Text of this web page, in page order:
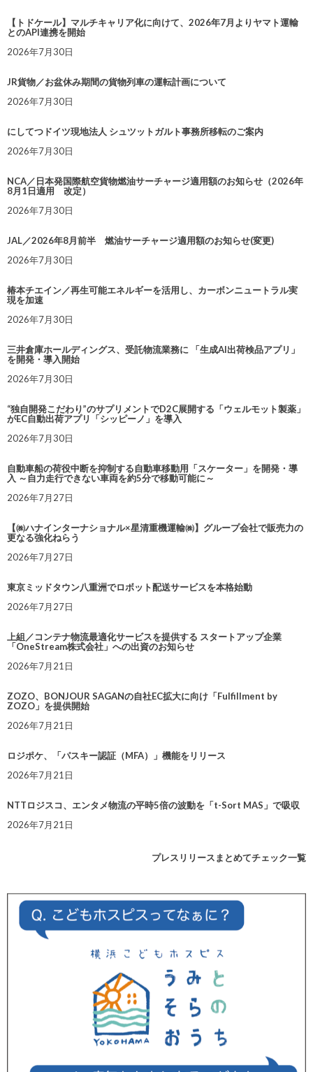
【トドケール】マルチキャリア化に向けて、2026年7月よりヤマト運輸
とのAPI連携を開始
2026年7月30日
JR貨物／お盆休み期間の貨物列車の運転計画について
2026年7月30日
にしてつドイツ現地法人 シュツットガルト事務所移転のご案内
2026年7月30日
NCA／日本発国際航空貨物燃油サーチャージ適用額のお知らせ（2026年
8月1日適用 改定）
2026年7月30日
JAL／2026年8月前半 燃油サーチャージ適用額のお知らせ(変更)
2026年7月30日
椿本チエイン／再生可能エネルギーを活用し、カーボンニュートラル実
現を加速
2026年7月30日
三井倉庫ホールディングス、受託物流業務に 「生成AI出荷検品アプリ」
を開発・導入開始
2026年7月30日
“独自開発こだわり”のサプリメントでD2C展開する「ウェルモット製薬」
がEC自動出荷アプリ「シッピーノ」を導入
2026年7月30日
自動車船の荷役中断を抑制する自動車移動用「スケーター」を開発・導
入 ～自力走行できない車両を約5分で移動可能に～
2026年7月27日
【㈱ハナインターナショナル×星清重機運輸㈱】グループ会社で販売力の
更なる強化ねらう
2026年7月27日
東京ミッドタウン八重洲でロボット配送サービスを本格始動
2026年7月27日
上組／コンテナ物流最適化サービスを提供する スタートアップ企業
「OneStream株式会社」への出資のお知らせ
2026年7月21日
ZOZO、BONJOUR SAGANの自社EC拡大に向け「Fulfillment by
ZOZO」を提供開始
2026年7月21日
ロジポケ、「パスキー認証（MFA）」機能をリリース
2026年7月21日
NTTロジスコ、エンタメ物流の平時5倍の波動を「t-Sort MAS」で吸収
2026年7月21日
プレスリリースまとめてチェック一覧